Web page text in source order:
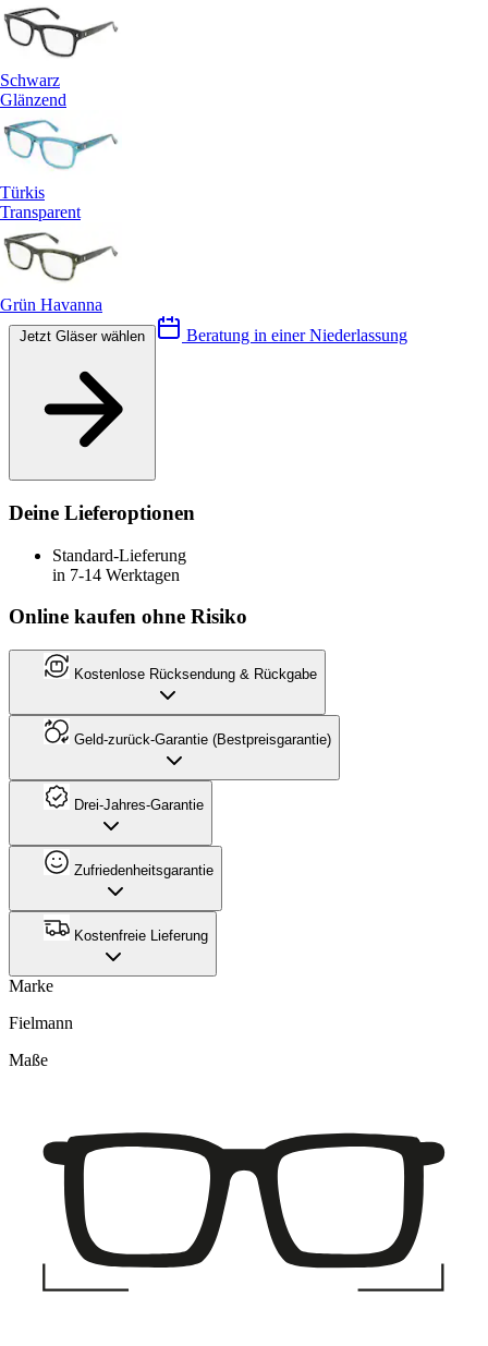
Schwarz
Glänzend
Türkis
Transparent
Grün Havanna
Beratung in einer Niederlassung
Deine Lieferoptionen
Standard-Lieferung
in 7-14 Werktagen
Online kaufen ohne Risiko
Kostenlose Rücksendung & Rückgabe
Geld-zurück-Garantie (Bestpreisgarantie)
Drei-Jahres-Garantie
Zufriedenheitsgarantie
Kostenfreie Lieferung
Marke
Fielmann
Maße